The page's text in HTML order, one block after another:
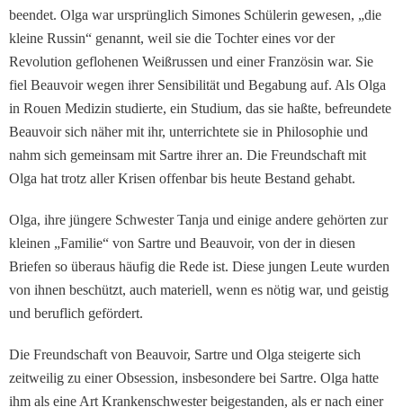
beendet. Olga war ursprünglich Simo­nes Schülerin gewesen, „die
kleine Russin“ genannt, weil sie die Tochter eines vor der
Revolution geflohenen Weiß­russen und einer Französin war. Sie
fiel Beauvoir wegen ihrer Sensibilität und Bega­bung auf. Als Olga
in Rouen Medizin studierte, ein Stu­dium, das sie haßte, befreun­dete
Beauvoir sich näher mit ihr, unterrichtete sie in Philo­sophie und
nahm sich gemein­sam mit Sartre ihrer an. Die Freundschaft mit
Olga hat trotz aller Krisen offenbar bis heute Bestand gehabt.
Olga, ihre jüngere Schwester Tanja und einige andere ge­hörten zur
kleinen „Familie“ von Sartre und Beauvoir, von der in diesen
Briefen so über­aus häufig die Rede ist. Diese jungen Leute wurden
von ih­nen beschützt, auch materiell, wenn es nötig war, und geistig
und beruflich gefördert.
Die Freundschaft von Beau­voir, Sartre und Olga steigerte sich
zeitweilig zu einer Obses­sion, insbesondere bei Sartre. Olga hatte
ihm als eine Art Krankenschwester beigestan­den, als er nach einer